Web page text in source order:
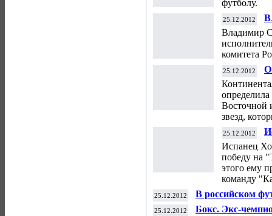
футболу.
25.12.2012
Владимир
комитета
25.12.2012
Восточной
звезд,
25.12.2012
Испанец
победу на
этого ему
команду
25.12.2012 В российском
25.12.2012 Бокс. Экс-